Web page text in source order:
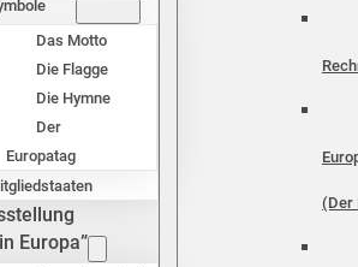
Das Motto
Die Flagge
Die Hymne
Der
Europatag
Europa”
(Der